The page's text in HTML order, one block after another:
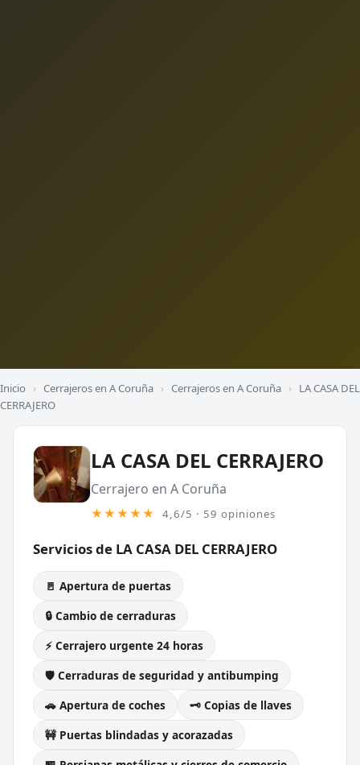
Inicio › Cerrajeros en A Coruña › Cerrajeros en A Coruña › LA CASA DEL
CERRAJERO
LA CASA DEL CERRAJERO
Cerrajero en A Coruña
★★★★★ 4,6/5 · 59 opiniones
Servicios de LA CASA DEL CERRAJERO
🚪 Apertura de puertas
🔒 Cambio de cerraduras
⚡ Cerrajero urgente 24 horas
🛡️ Cerraduras de seguridad y antibumping
🚗 Apertura de coches
🗝️ Copias de llaves
🚧 Puertas blindadas y acorazadas